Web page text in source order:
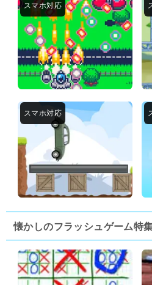
懐かしのフラッシュゲーム特